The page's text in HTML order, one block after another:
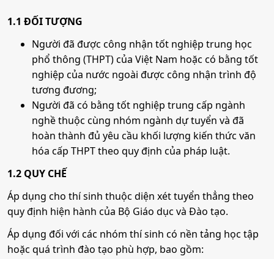
1.1 ĐỐI TƯỢNG
Người đã được công nhận tốt nghiệp trung học
phổ thông (THPT) của Việt Nam hoặc có bằng tốt
nghiệp của nước ngoài được công nhận trình độ
tương đương;
Người đã có bằng tốt nghiệp trung cấp ngành
nghề thuộc cùng nhóm ngành dự tuyển và đã
hoàn thành đủ yêu cầu khối lượng kiến thức văn
hóa cấp THPT theo quy định của pháp luật.
1.2 QUY CHẾ
Áp dụng cho thí sinh thuộc diện xét tuyển thẳng theo
quy định hiện hành của Bộ Giáo dục và Đào tạo.
Áp dụng đối với các nhóm thí sinh có nền tảng học tập
hoặc quá trình đào tạo phù hợp, bao gồm: